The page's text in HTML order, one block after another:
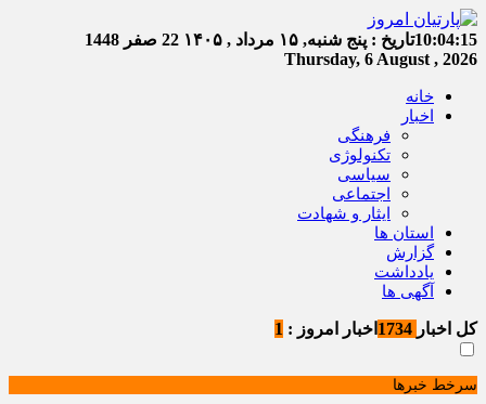
10:04:15تاریخ : پنج شنبه, ۱۵ مرداد , ۱۴۰۵
22 صفر 1448
Thursday, 6 August , 2026
خانه
اخبار
فرهنگی
تکنولوژی
سیاسی
اجتماعی
ایثار و شهادت
استان ها
گزارش
یادداشت
آگهی ها
کل اخبار اخبار امروز : 1
سرخط خبرها